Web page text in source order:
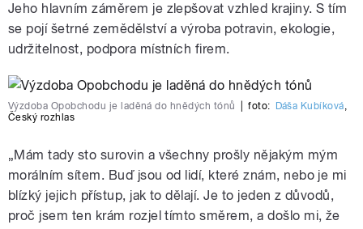
Jeho hlavním záměrem je zlepšovat vzhled krajiny. S tím
se pojí šetrné zemědělství a výroba potravin, ekologie,
udržitelnost, podpora místních firem.
Výzdoba Opobchodu je laděná do hnědých tónů foto: Dáša Kubíková,
Český rozhlas
„Mám tady sto surovin a všechny prošly nějakým mým
morálním sítem. Buď jsou od lidí, které znám, nebo je mi
blízký jejich přístup, jak to dělají. Je to jeden z důvodů,
proč jsem ten krám rozjel tímto směrem, a došlo mi, že